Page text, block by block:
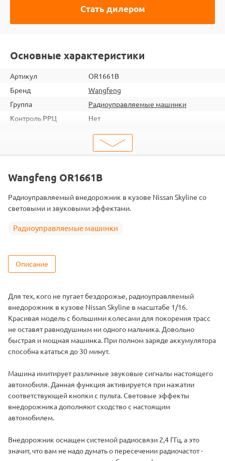
Стать дилером
Основные характеристики
Артикул
OR1661B
Бренд
Wangfeng
Группа
Радиоуправляемые машинки
Контроль РРЦ
Нет
12
ШтрихКод
2000000046792
Масштаб
1/16
Wangfeng OR1661B
Радиоуправляемый внедорожник в кузове Nissan Skyline со
световыми и звуковыми эффектами.
Радиоуправляемые машинки
Описание
Для тех, кого не пугает бездорожье, радиоуправляемый
внедорожник в кузове Nissan Skyline в масштабе 1/16.
Красивая модель с большими колесами для покорения трасс
не оставят равнодушным ни одного мальчика. Довольно
быстрая и мощная машинка. При полном заряде аккумулятора
способна кататься до 30 минут.
Машина имитирует различные звуковые сигналы настоящего
автомобиля. Данная функция активируется при нажатии
соответствующей кнопки с пульта. Световые эффекты
внедорожника дополняют сходство с настоящим
автомобилем.
Внедорожник оснащен системой радиосвязи 2,4 ГГц, а это
значит, что вам не надо думать о пересечении радиочастот -